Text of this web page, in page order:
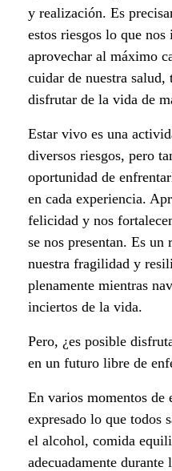
e
j
o
s
i
n
e
c
h
a
r
a
p
y realización. Es
estos riesgos lo que
aprovechar al máximo
cuidar de nuestra salud,
disfrutar de la vida de
Estar vivo es una
diversos riesgos, pero
oportunidad de
en cada experiencia.
felicidad y nos
se nos presentan. Es un
nuestra fragilidad y
plenamente mientras
inciertos de la vida.
Pero, ¿es posible
en un futuro libre de
En varios momentos de
expresado lo que todos
el alcohol, comida
adecuadamente durante